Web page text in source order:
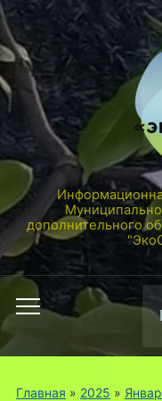
дополнительного
Переключить
меню
по:
Главная » 2025 »